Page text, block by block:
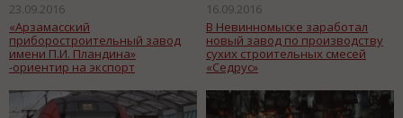
23.09.2016
«Арзамасский
приборостроительный завод
имени П.И. Пландина»
-ориентир на экспорт
16.09.2016
В Невинномыске заработал
новый завод по производству
сухих строительных смесей
«Седрус»